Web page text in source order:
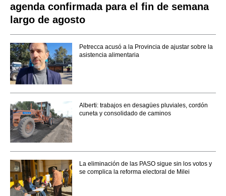
agenda confirmada para el fin de semana
largo de agosto
Petrecca acusó a la Provincia de ajustar sobre la
asistencia alimentaria
Alberti: trabajos en desagües pluviales, cordón
cuneta y consolidado de caminos
La eliminación de las PASO sigue sin los votos y
se complica la reforma electoral de Milei